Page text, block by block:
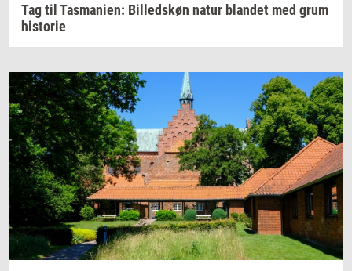
Tag til Tasmanien: Billedskøn natur blandet med grum
historie